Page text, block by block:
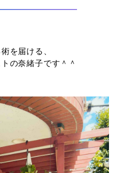
を届ける、
の奈緒子です＾＾